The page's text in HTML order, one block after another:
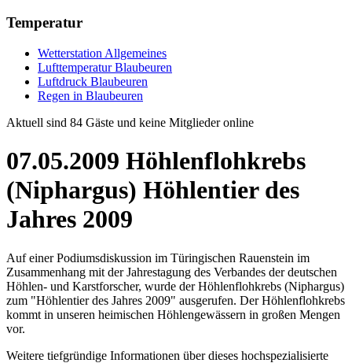
Temperatur
Wetterstation Allgemeines
Lufttemperatur Blaubeuren
Luftdruck Blaubeuren
Regen in Blaubeuren
Aktuell sind 84 Gäste und keine Mitglieder online
07.05.2009 Höhlenflohkrebs
(Niphargus) Höhlentier des
Jahres 2009
Auf einer Podiumsdiskussion im Türingischen Rauenstein im
Zusammenhang mit der Jahrestagung des Verbandes der deutschen
Höhlen- und Karstforscher, wurde der Höhlenflohkrebs (Niphargus)
zum "Höhlentier des Jahres 2009" ausgerufen. Der Höhlenflohkrebs
kommt in unseren heimischen Höhlengewässern in großen Mengen
vor.
Weitere tiefgründige Informationen über dieses hochspezialisierte